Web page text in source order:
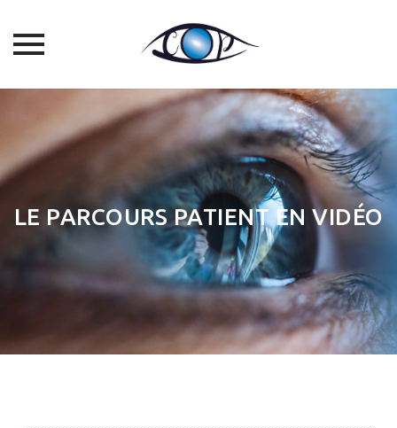
content
LE PARCOURS PATIENT EN VIDÉO